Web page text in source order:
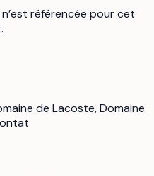
référencée pour cet
de Lacoste, Domaine